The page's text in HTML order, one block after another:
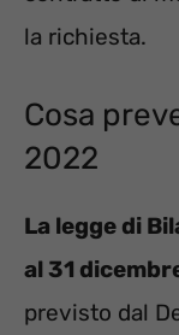
la richiesta.
Cosa
2022
La legge di
al 31
previsto dal